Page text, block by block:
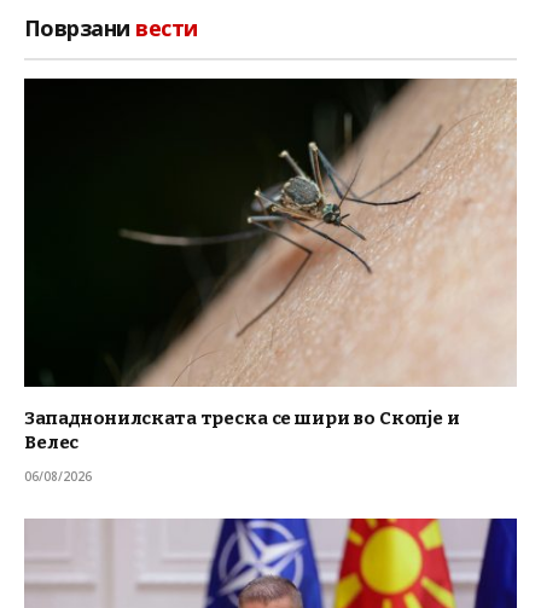
Поврзани вести
Западнонилската треска се шири во Скопје и
Велес
06/08/2026